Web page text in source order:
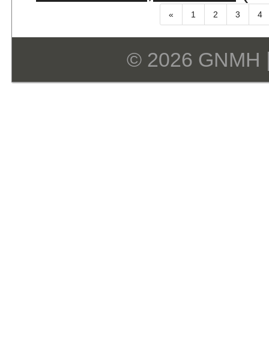
« 1 2 3 4
© 2026